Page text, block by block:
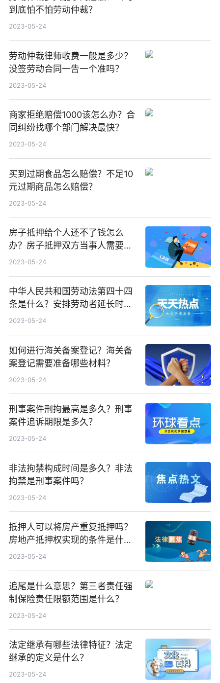
到底怕不怕劳动仲裁？
2023-05-24
劳动仲裁律师收费一般是多少？
没签劳动合同一告一个准吗？
2023-05-24
商家拒绝赔偿1000该怎么办？合
同纠纷找哪个部门解决最快？
2023-05-24
买到过期食品怎么赔偿？不足10
元过期商品怎么赔偿？
2023-05-24
房子抵押给个人还不了钱怎么
办？房子抵押双方当事人需要亲
自到场吗？
2023-05-24
中华人民共和国劳动法第四十四
条是什么？安排劳动者延长时间
的加班工资标准是什么？
2023-05-24
如何进行海关备案登记？海关备
案登记需要准备哪些材料？
2023-05-24
刑事案件刑拘最高是多久？刑事
案件追诉期限是多久？
2023-05-24
非法拘禁构成时间是多久？非法
拘禁是刑事案件吗？
2023-05-24
抵押人可以将房产重复抵押吗？
房地产抵押权实现的条件是什
么？
2023-05-24
追尾是什么意思？第三者责任强
制保险责任限额范围是什么？
2023-05-24
法定继承有哪些法律特征？法定
继承的定义是什么？
2023-05-24